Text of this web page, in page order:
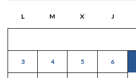
L M X J
3 4 5 6